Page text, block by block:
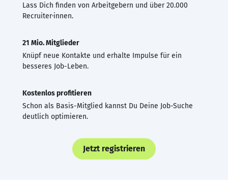
Lass Dich finden von Arbeitgebern und über 20.000
Recruiter·innen.
21 Mio. Mitglieder
Knüpf neue Kontakte und erhalte Impulse für ein
besseres Job-Leben.
Kostenlos profitieren
Schon als Basis-Mitglied kannst Du Deine Job-Suche
deutlich optimieren.
Jetzt registrieren